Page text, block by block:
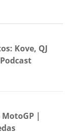
Kove, QJ
|